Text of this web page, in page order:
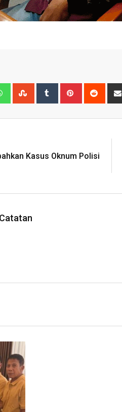
WhatsappStumbleUpon
Tumblr Pinterest Reddit
Kasus Oknum Polisi